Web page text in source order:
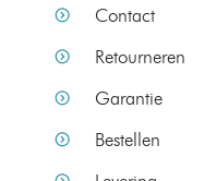
Contact
Retourneren
Garantie
Bestellen